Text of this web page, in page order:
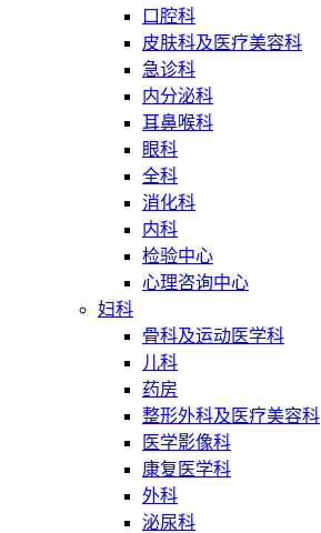
口腔科
皮肤科及医疗美容科
急诊科
内分泌科
耳鼻喉科
眼科
全科
消化科
内科
检验中心
心理咨询中心
妇科
骨科及运动医学科
儿科
药房
整形外科及医疗美容科
医学影像科
康复医学科
外科
泌尿科